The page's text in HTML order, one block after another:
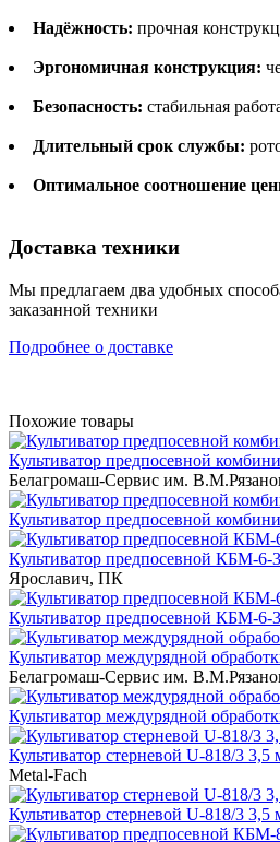
Надёжность: прочная
Эргономичная конструкция:
Безопасность: стабильная
Длительный срок службы:
Оптимальное соотношение
Доставка техники
Мы предлагаем два удобных
заказанной техники
Подробнее о доставке
Похожие товары
Культиватор предпосевной
Белагромаш-Сервис им.
Культиватор предпосевной
Культиватор предпосевной КБМ-
Ярославич, ПК
Культиватор предпосевной КБМ-
Культиватор междурядной
Белагромаш-Сервис им.
Культиватор междурядной
Культиватор стерневой U-818/3 3,5
Metal-Fach
Культиватор стерневой U-818/3 3,5